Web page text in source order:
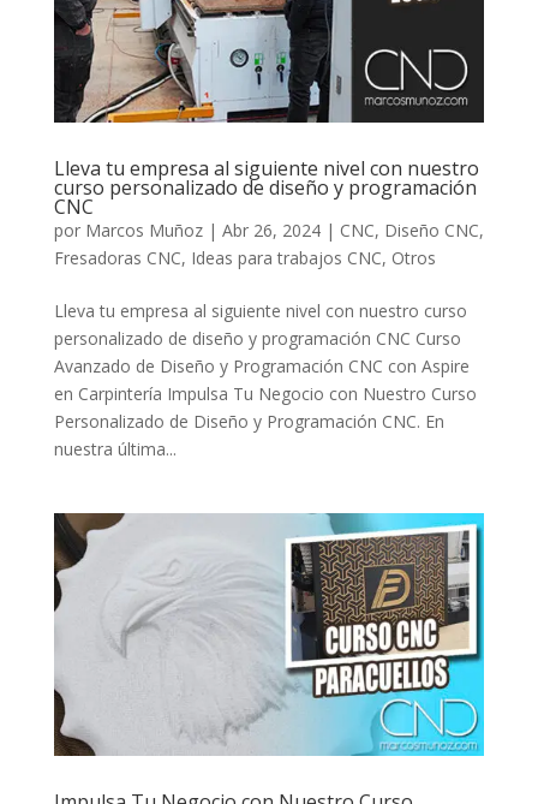
Lleva tu empresa al siguiente nivel con nuestro
curso personalizado de diseño y programación
CNC
por Marcos Muñoz| Abr 26, 2024| CNC, Diseño CNC,
Fresadoras CNC, Ideas para trabajos CNC, Otros
Lleva tu empresa al siguiente nivel con nuestro curso
personalizado de diseño y programación CNC Curso
Avanzado de Diseño y Programación CNC con Aspire
en Carpintería Impulsa Tu Negocio con Nuestro Curso
Personalizado de Diseño y Programación CNC. En
nuestra última...